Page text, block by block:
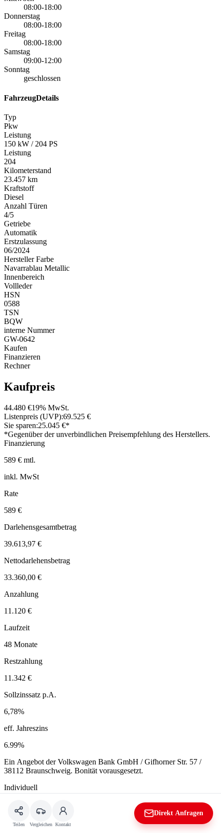
08:00-18:00
Donnerstag
08:00-18:00
Freitag
08:00-18:00
Samstag
09:00-12:00
Sonntag
geschlossen
FahrzeugDetails
Typ
Pkw
Leistung
150 kW / 204 PS
Leistung
204
Kilometerstand
23.457 km
Kraftstoff
Diesel
Anzahl Türen
4/5
Getriebe
Automatik
Erstzulassung
06/2024
Hersteller Farbe
Navarrablau Metallic
Innenbereich
Vollleder
HSN
0588
TSN
BQW
interne Nummer
GW-0642
Kaufen
Finanzieren
Rechner
Kaufpreis
44.480 €19% MwSt.
Listenpreis (UVP):69.525 €
Sie sparen:25.045 €*
*Gegenüber der unverbindlichen Preisempfehlung des Herstellers.
Finanzierung
589 € mtl.
inkl. MwSt
Rate
589 €
Darlehensgesamtbetrag
39.613,97 €
Nettodarlehensbetrag
33.360,00 €
Anzahlung
11.120 €
Laufzeit
48 Monate
Restzahlung
11.342 €
Sollzinssatz p.A.
6,78%
eff. Jahreszins
6.99%
Ein Angebot der Volkswagen Bank GmbH / Gifhorner Str. 57 /
38112 Braunschweig. Bonität vorausgesetzt.
Individuell
Ausstattung
Komfort Sicherheit Multimedia
Teilen Vergleichen Kontakt
Direkt Anfragen